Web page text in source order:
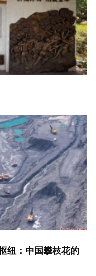
纽：中国攀枝花的